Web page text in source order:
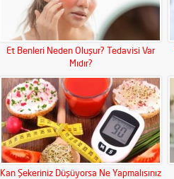
Et Benleri Neden Oluşur? Tedavisi Var
Mıdır?
Kan Şekeriniz Düşüyorsa Ne Yapmalısınız